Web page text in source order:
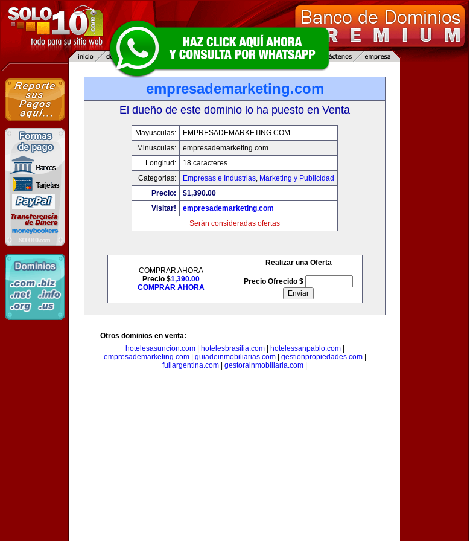
empresademarketing.com
El dueño de este dominio lo ha puesto en Venta
Mayusculas:
EMPRESADEMARKETING.COM
Minusculas:
empresademarketing.com
Longitud:
18 caracteres
Categorias:
Empresas e Industrias, Marketing y Publicidad
Precio:
$1,390.00
Visitar!
empresademarketing.com
Serán consideradas ofertas
COMPRAR AHORA
Precio $1,390.00
COMPRAR AHORA
Realizar una Oferta
Precio Ofrecido $
Otros dominios en venta:
hotelesasuncion.com| hotelesbrasilia.com| hotelessanpablo.com|
empresademarketing.com| guiadeinmobiliarias.com| gestionpropiedades.com|
fullargentina.com
gestorainmobiliaria.com